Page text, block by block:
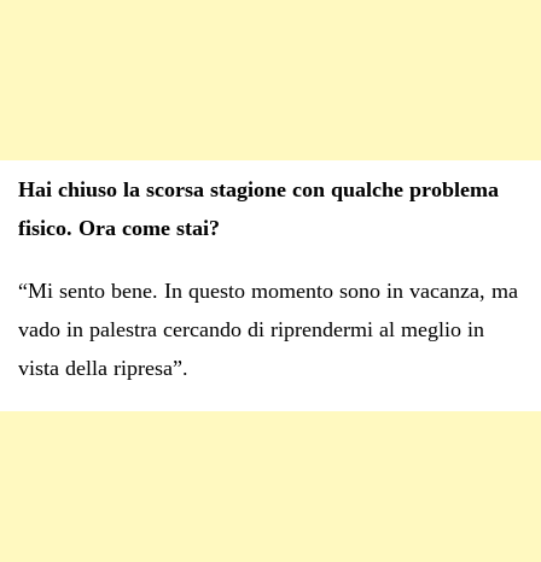
Hai chiuso la scorsa stagione con qualche problema
fisico. Ora come stai?
“Mi sento bene. In questo momento sono in vacanza, ma
vado in palestra cercando di riprendermi al meglio in
vista della ripresa”.